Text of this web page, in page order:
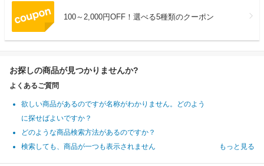
100～2,000円OFF！選べる5種類のクーポン
お探しの商品が見つかりませんか?
よくあるご質問
欲しい商品があるのですが名称がわかりません。どのよう
に探せばよいですか？
どのような商品検索方法があるのですか？
検索しても、商品が一つも表示されません
もっと見る